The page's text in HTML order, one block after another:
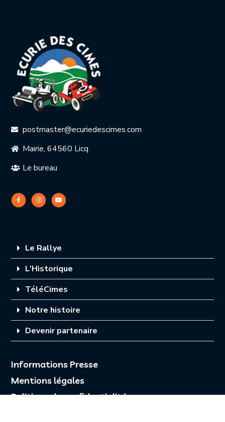
postmaster@ecuriedescimes.com
Mairie, 64560 Licq
Le bureau
Le Rallye
L'Historique
TéléCimes
Notre histoire
Devenir partenaire
Informations Presse
Mentions légales
Politique de confidentialité